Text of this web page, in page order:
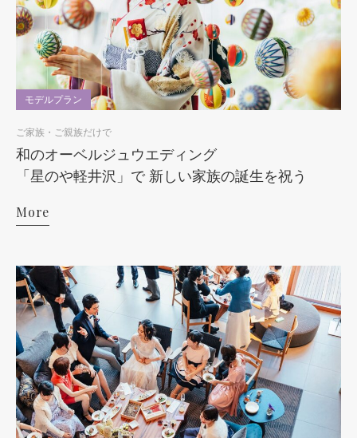
モデルプラン
ご家族・ご親族だけで
和のオーベルジュウエディング
「星のや軽井沢」で 新しい家族の誕生を祝う
More